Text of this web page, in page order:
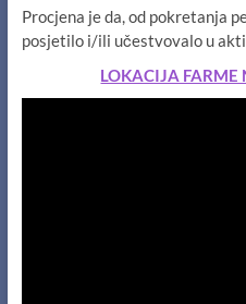
Procjena je da, od pokretanja
posjetilo i/ili učestvovalo u
LOKACIJA FARME